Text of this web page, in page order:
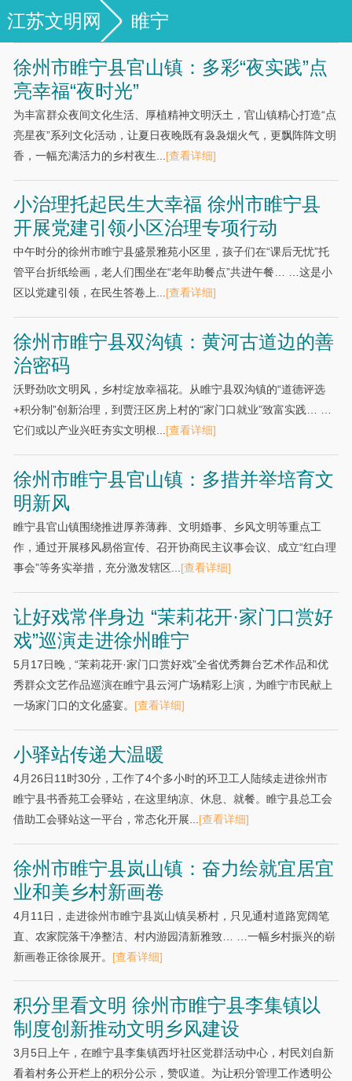
江苏文明网 睢宁
徐州市睢宁县官山镇：多彩“夜实践”点
亮幸福“夜时光”
为丰富群众夜间文化生活、厚植精神文明沃土，官山镇精心打造“点
亮星夜”系列文化活动，让夏日夜晚既有袅袅烟火气，更飘阵阵文明
香，一幅充满活力的乡村夜生... [查看详细]
小治理托起民生大幸福 徐州市睢宁县
开展党建引领小区治理专项行动
中午时分的徐州市睢宁县盛景雅苑小区里，孩子们在“课后无忧”托
管平台折纸绘画，老人们围坐在“老年助餐点”共进午餐… …这是小
区以党建引领，在民生答卷上...[查看详细]
徐州市睢宁县双沟镇：黄河古道边的善
治密码
沃野劲吹文明风，乡村绽放幸福花。从睢宁县双沟镇的“道德评选
+积分制”创新治理，到贾汪区房上村的“家门口就业”致富实践… …
它们或以产业兴旺夯实文明根...[查看详细]
徐州市睢宁县官山镇：多措并举培育文
明新风
睢宁县官山镇围绕推进厚养薄葬、文明婚事、乡风文明等重点工
作，通过开展移风易俗宣传、召开协商民主议事会议、成立“红白理
事会”等务实举措，充分激发辖区... [查看详细]
让好戏常伴身边 “茉莉花开·家门口赏好
戏”巡演走进徐州睢宁
5月17日晚 , “茉莉花开·家门口赏好戏”全省优秀舞台艺术作品和优
秀群众文艺作品巡演在睢宁县云河广场精彩上演，为睢宁市民献上
一场家门口的文化盛宴。 [查看详细]
小驿站传递大温暖
4月26日11时30分，工作了4个多小时的环卫工人陆续走进徐州市
睢宁县书香苑工会驿站，在这里纳凉、休息、就餐。睢宁县总工会
借助工会驿站这一平台，常态化开展... [查看详细]
徐州市睢宁县岚山镇：奋力绘就宜居宜
业和美乡村新画卷
4月11日，走进徐州市睢宁县岚山镇吴桥村，只见通村道路宽阔笔
直、农家院落干净整洁、村内游园清新雅致… …一幅乡村振兴的崭
新画卷正徐徐展开。 [查看详细]
积分里看文明 徐州市睢宁县李集镇以
制度创新推动文明乡风建设
3月5日上午，在睢宁县李集镇西圩社区党群活动中心，村民刘自新
看着村务公开栏上的积分公示，赞叹道。为让积分管理工作透明公